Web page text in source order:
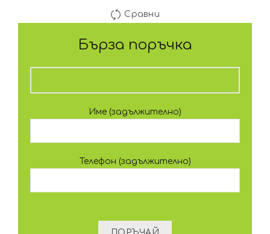
Сравни
Бърза поръчка
Име (задължително)
Телефон (задължително)